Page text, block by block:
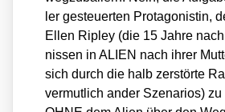
ler gesteu­er­ten Prot­ago­nis­tin,
Ellen Ripley (die 15 Jah­re
nis­sen in ALIEN nach ihrer
sich durch die halb zer­stör­te
ver­mut­lich ander Sze­na­ri­os) zu